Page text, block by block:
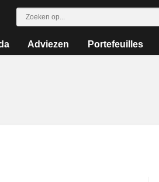
Adviezen Portefeuilles